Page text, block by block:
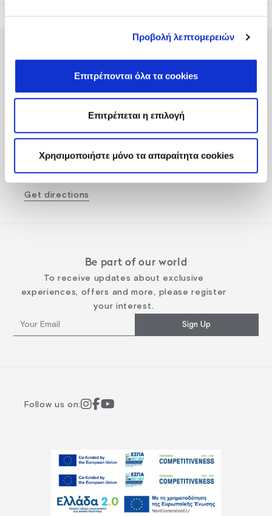
Προβολή λεπτομερειών
Επιτρέπονται όλα τα cookies
Επιτρέπεται η επιλογή
Χρησιμοποιήστε μόνο τα απαραίτητα cookies
Heraklion 71500 Crete, Greece
: +30 2810 522000
Get directions
Be part of our world
To receive updates about exclusive
experiences, offers and more, please register
your interest.
Sign Up
Follow us on: